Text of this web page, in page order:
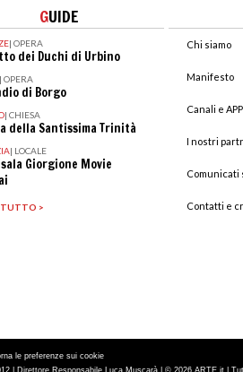
GUIDE
| OPERA
dei Duchi di Urbino
OPERA
di Borgo
| CHIESA
della Santissima Trinità
| LOCALE
Giorgione Movie
TUTTO >
Chi siamo
Manifesto
Canali e APP
I nostri
Comunicati
Contatti e
le preferenze sui cookie